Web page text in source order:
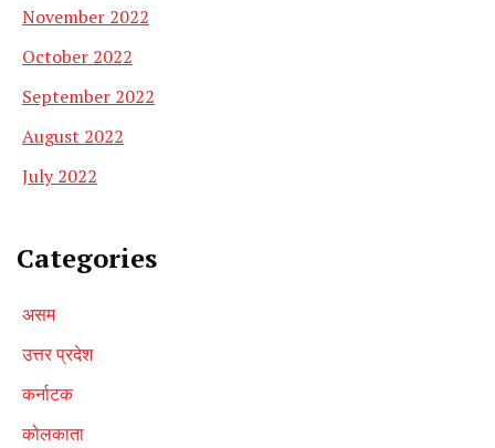
November 2022
October 2022
September 2022
August 2022
July 2022
Categories
असम
उत्तर प्रदेश
कर्नाटक
कोलकाता